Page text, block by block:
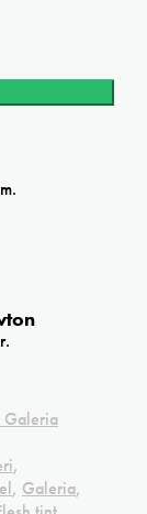
Galeria
,
, Galeria,